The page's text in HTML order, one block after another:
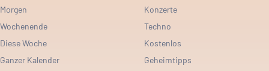
Morgen
Wochenende
Diese Woche
Ganzer Kalender
Konzerte
Techno
Kostenlos
Geheimtipps